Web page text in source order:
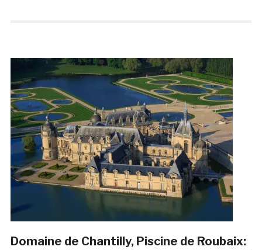
Domaine de Chantilly, Piscine de Roubaix: